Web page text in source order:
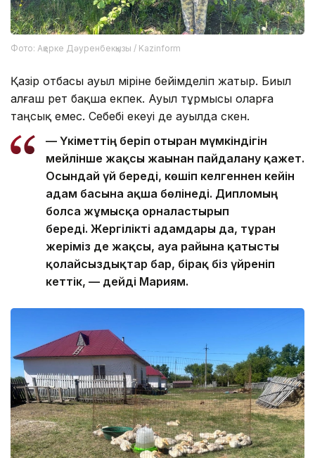
Фото: Ақерке Дәуренбекқызы / Kazinform
Қазір отбасы ауыл өміріне бейімделіп жатыр. Биыл
алғаш рет бақша екпек. Ауыл тұрмысы оларға
таңсық емес. Себебі екеуі де ауылда өскен.
— Үкіметтің беріп отырған мүмкіндігін
мейлінше жақсы жағынан пайдалану қажет.
Осындай үй береді, көшіп келгеннен кейін
адам басына ақша бөлінеді. Дипломың
болса жұмысқа орналастырып
береді. Жергілікті адамдары да, тұрған
жеріміз де жақсы, ауа райына қатысты
қолайсыздықтар бар, бірақ біз үйреніп
кеттік, — дейді Мариям.